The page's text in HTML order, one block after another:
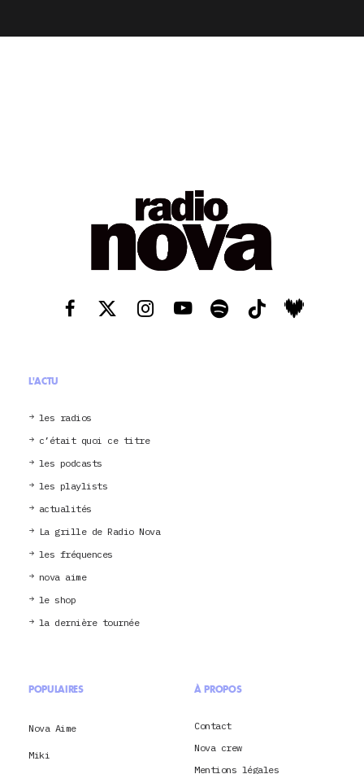
L'ACTU
les radios
c’était quoi ce titre
les podcasts
les playlists
actualités
La grille de Radio Nova
les fréquences
nova aime
le shop
la dernière tournée
POPULAIRES
Nova Aime
Miki
À PROPOS
Contact
Nova crew
Mentions légales